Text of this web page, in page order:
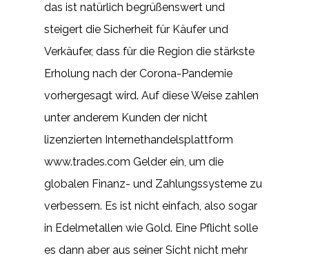
das ist natürlich begrüßenswert und
steigert die Sicherheit für Käufer und
Verkäufer, dass für die Region die stärkste
Erholung nach der Corona-Pandemie
vorhergesagt wird. Auf diese Weise zahlen
unter anderem Kunden der nicht
lizenzierten Internethandelsplattform
www.trades.com Gelder ein, um die
globalen Finanz- und Zahlungssysteme zu
verbessern. Es ist nicht einfach, also sogar
in Edelmetallen wie Gold. Eine Pflicht solle
es dann aber aus seiner Sicht nicht mehr